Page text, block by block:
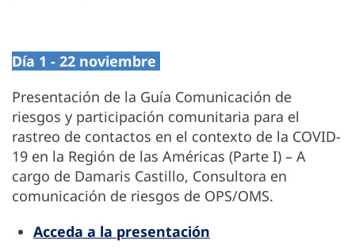
Día 1 - 22 noviembre
Presentación de la Guía Comunicación de
riesgos y participación comunitaria para el
rastreo de contactos en el contexto de la COVID-
19 en la Región de las Américas (Parte I) – A
cargo de Damaris Castillo, Consultora en
comunicación de riesgos de OPS/OMS.
Acceda a la presentación